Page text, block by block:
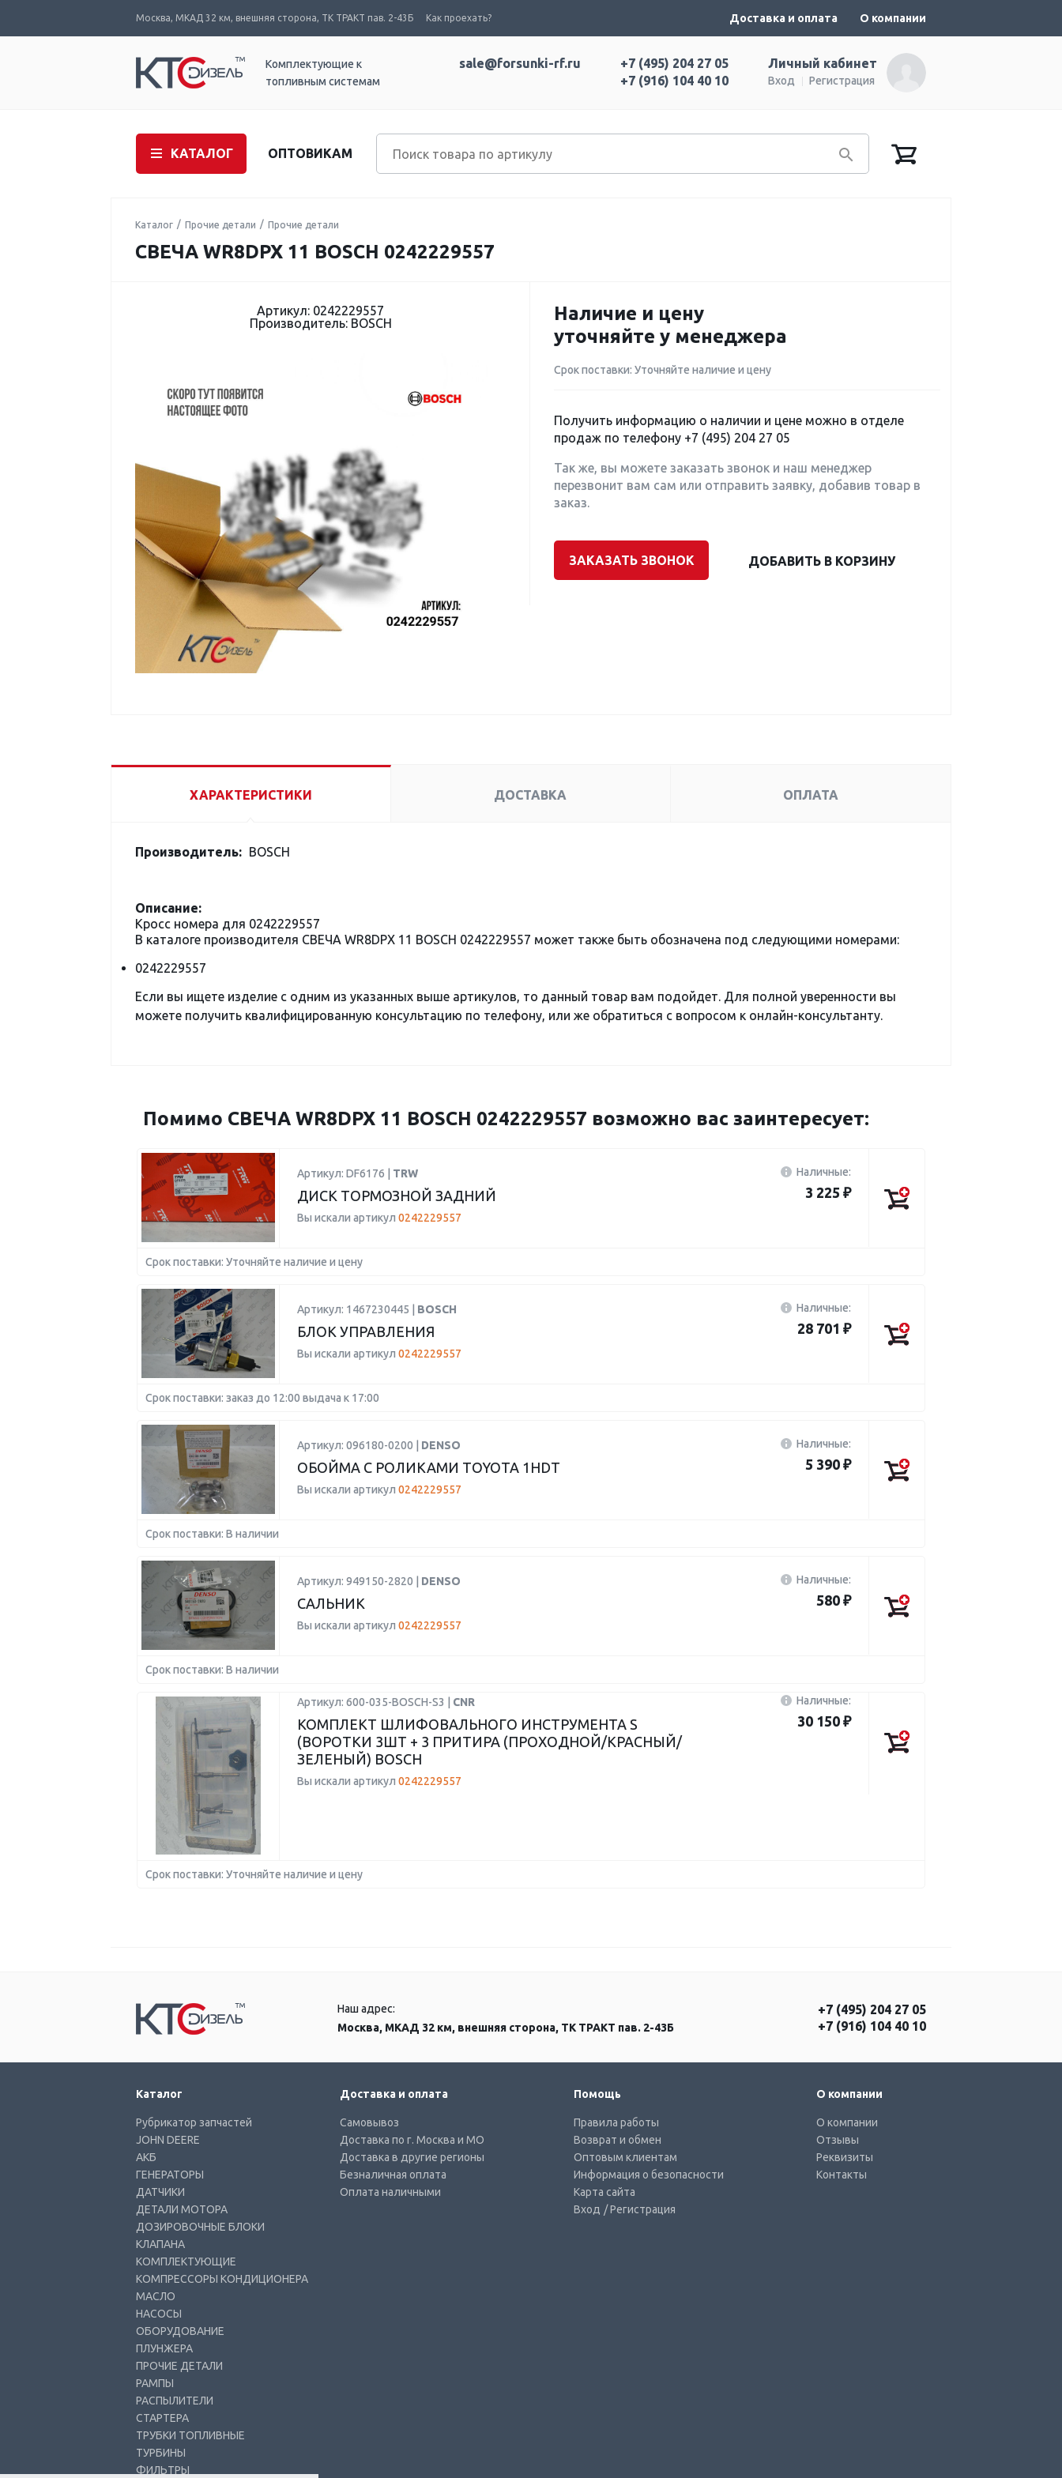
Москва, МКАД 32 км, внешняя сторона, ТК ТРАКТ пав. 2-43Б Как проехать? Доставка и оплата О компании
Комплектующие к
топливным системам
Личный кабинет
Вход Регистрация
+7 (495) 204 27 05
+7 (916) 104 40 10
sale@forsunki-rf.ru
КАТАЛОГ ОПТОВИКАМ
Каталог Прочие детали Прочие детали
СВЕЧА WR8DPX 11 BOSCH 0242229557
Артикул: 0242229557
Производитель: BOSCH
Наличие и цену
уточняйте у менеджера
Срок поставки: Уточняйте наличие и цену
Получить информацию о наличии и цене можно в отделе
продаж по телефону +7 (495) 204 27 05
Так же, вы можете заказать звонок и наш менеджер
перезвонит вам сам или отправить заявку, добавив товар в
заказ.
ЗАКАЗАТЬ ЗВОНОК ДОБАВИТЬ В КОРЗИНУ
ХАРАКТЕРИСТИКИ ДОСТАВКА ОПЛАТА
Производитель: BOSCH
Описание:
Кросс номера для 0242229557
В каталоге производителя СВЕЧА WR8DPX 11 BOSCH 0242229557 может также быть обозначена под следующими номерами:
0242229557
Если вы ищете изделие с одним из указанных выше артикулов, то данный товар вам подойдет. Для полной уверенности вы
можете получить квалифицированную консультацию по телефону, или же обратиться с вопросом к онлайн-консультанту.
Помимо СВЕЧА WR8DPX 11 BOSCH 0242229557 возможно вас заинтересует:
Артикул: DF6176 | TRW
ДИСК ТОРМОЗНОЙ ЗАДНИЙ
Вы искали артикул 0242229557
Наличные:
3 225 ₽
Срок поставки: Уточняйте наличие и цену
Артикул: 1467230445 | BOSCH
БЛОК УПРАВЛЕНИЯ
Вы искали артикул 0242229557
Наличные:
28 701 ₽
Срок поставки: заказ до 12:00 выдача к 17:00
Артикул: 096180-0200 | DENSO
ОБОЙМА С РОЛИКАМИ TOYOTA 1HDT
Вы искали артикул 0242229557
Наличные:
5 390 ₽
Срок поставки: В наличии
Артикул: 949150-2820 | DENSO
САЛЬНИК
Вы искали артикул 0242229557
Наличные:
580 ₽
Срок поставки: В наличии
Артикул: 600-035-BOSCH-S3 | CNR
КОМПЛЕКТ ШЛИФОВАЛЬНОГО ИНСТРУМЕНТА S
(ВОРОТКИ 3ШТ + 3 ПРИТИРА (ПРОХОДНОЙ/КРАСНЫЙ/
ЗЕЛЕНЫЙ) BOSCH
Вы искали артикул 0242229557
Наличные:
30 150 ₽
Срок поставки: Уточняйте наличие и цену
Наш адрес:
Москва, МКАД 32 км, внешняя сторона, ТК ТРАКТ пав. 2-43Б
+7 (495) 204 27 05
+7 (916) 104 40 10
Каталог
Рубрикатор запчастей
JOHN DEERE
АКБ
ГЕНЕРАТОРЫ
ДАТЧИКИ
ДЕТАЛИ МОТОРА
ДОЗИРОВОЧНЫЕ БЛОКИ
КЛАПАНА
КОМПЛЕКТУЮЩИЕ
КОМПРЕССОРЫ КОНДИЦИОНЕРА
МАСЛО
НАСОСЫ
ОБОРУДОВАНИЕ
ПЛУНЖЕРА
ПРОЧИЕ ДЕТАЛИ
РАМПЫ
РАСПЫЛИТЕЛИ
СТАРТЕРА
ТРУБКИ ТОПЛИВНЫЕ
ТУРБИНЫ
ФИЛЬТРЫ
Доставка и оплата
Самовывоз
Доставка по г. Москва и МО
Доставка в другие регионы
Безналичная оплата
Оплата наличными
Помощь
Правила работы
Возврат и обмен
Оптовым клиентам
Информация о безопасности
Карта сайта
Вход / Регистрация
О компании
О компании
Отзывы
Реквизиты
Контакты